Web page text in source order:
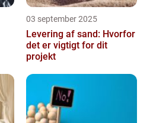
03 september 2025
Levering af sand: Hvorfor
det er vigtigt for dit
projekt